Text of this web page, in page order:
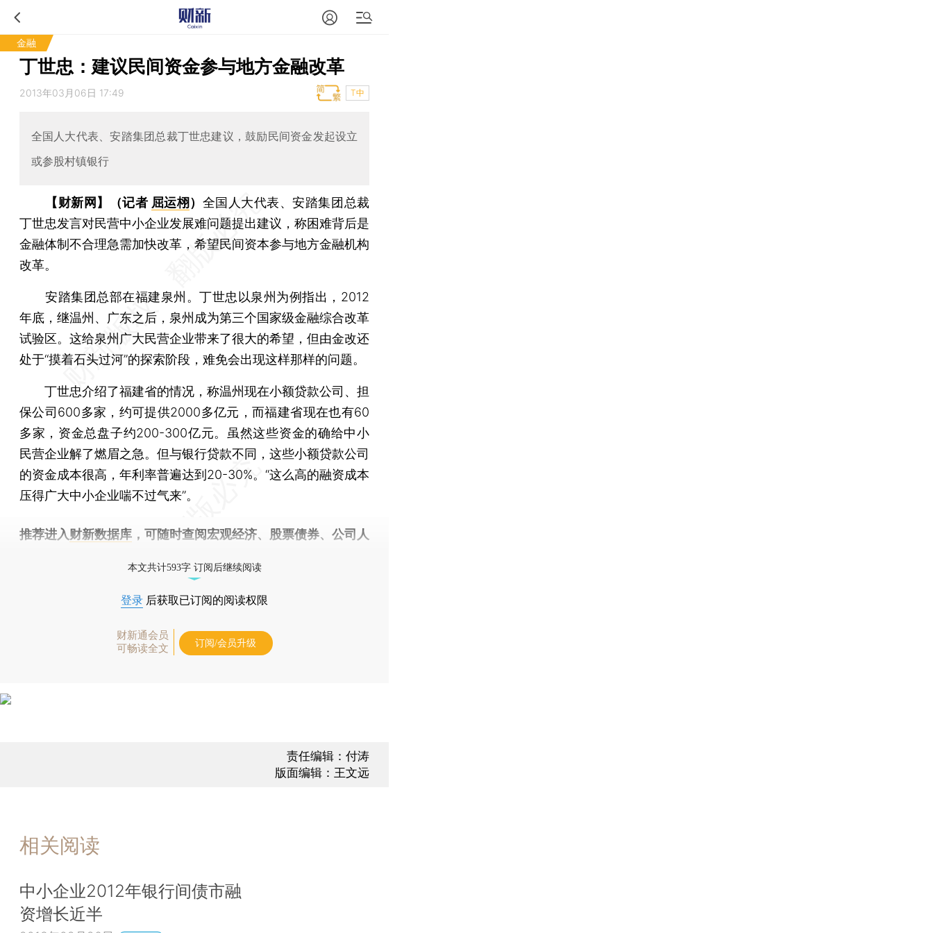
金融
丁世忠：建议民间资金参与地方金融改革
2013年03月06日 17:49 T中
全国人大代表、安踏集团总裁丁世忠建议，鼓励民间资金发起设立
或参股村镇银行
【财新网】（记者 屈运栩） 全国人大代表、安踏集团总裁
丁世忠发言对民营中小企业发展难问题提出建议，称困难背后是
金融体制不合理急需加快改革，希望民间资本参与地方金融机构
改革。
安踏集团总部在福建泉州。丁世忠以泉州为例指出，2012
年底，继温州、广东之后，泉州成为第三个国家级金融综合改革
试验区。这给泉州广大民营企业带来了很大的希望，但由金改还
处于“摸着石头过河”的探索阶段，难免会出现这样那样的问题。
丁世忠介绍了福建省的情况，称温州现在小额贷款公司、担
保公司600多家，约可提供2000多亿元，而福建省现在也有60
多家，资金总盘子约200-300亿元。虽然这些资金的确给中小
民营企业解了燃眉之急。但与银行贷款不同，这些小额贷款公司
的资金成本很高，年利率普遍达到20-30%。“这么高的融资成本
压得广大中小企业喘不过气来”。
推荐进入财新数据库 ，可随时查阅宏观经济、股票债券、公司人
本文共计593字 订阅后继续阅读
登录 后获取已订阅的阅读权限
财新通会员
可畅读全文
订阅/会员升级
责任编辑：付涛
版面编辑：王文远
相关阅读
中小企业2012年银行间债市融
资增长近半